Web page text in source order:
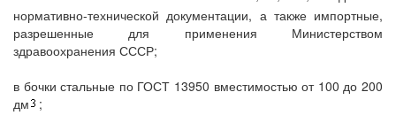
нормативно-технической документации, а также импортные,
разрешенные для применения Министерством
здравоохранения СССР;
в бочки стальные по ГОСТ 13950 вместимостью от 100 до 200
дм
;